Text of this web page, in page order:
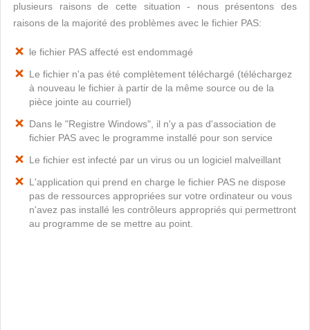
plusieurs raisons de cette situation - nous présentons des
raisons de la majorité des problèmes avec le fichier PAS:
le fichier PAS affecté est endommagé
Le fichier n'a pas été complètement téléchargé (téléchargez
à nouveau le fichier à partir de la même source ou de la
pièce jointe au courriel)
Dans le "Registre Windows", il n'y a pas d'association de
fichier PAS avec le programme installé pour son service
Le fichier est infecté par un virus ou un logiciel malveillant
L'application qui prend en charge le fichier PAS ne dispose
pas de ressources appropriées sur votre ordinateur ou vous
n'avez pas installé les contrôleurs appropriés qui permettront
au programme de se mettre au point.